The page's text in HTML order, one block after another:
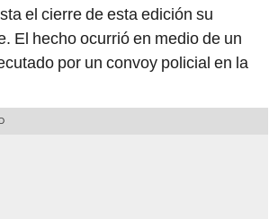
el cierre de esta edición su
El hecho ocurrió en medio de un
por un convoy policial en la